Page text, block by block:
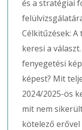
és a stratégiai
Célkitűzések:
keresi a
fenyegetési
képest? Mit
2024/2025-ös
mit nem
kötelező